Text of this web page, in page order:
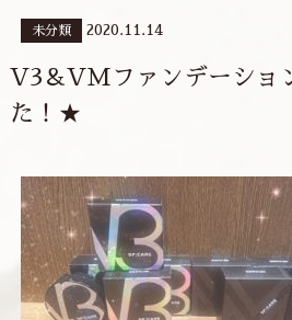
未分類 2020.11.14
V3＆VMファンデーショ
た！★